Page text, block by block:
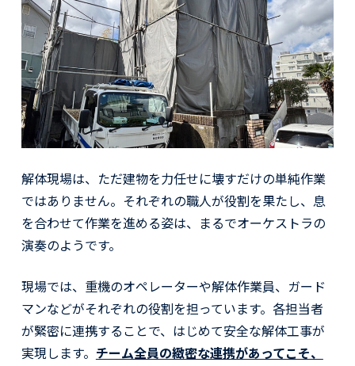
解体現場は、ただ建物を力任せに壊すだけの単純作業
ではありません。それぞれの職人が役割を果たし、息
を合わせて作業を進める姿は、まるでオーケストラの
演奏のようです。
現場では、重機のオペレーターや解体作業員、ガード
マンなどがそれぞれの役割を担っています。各担当者
が緊密に連携することで、はじめて安全な解体工事が
実現します。 チーム全員の緻密な連携があってこそ、